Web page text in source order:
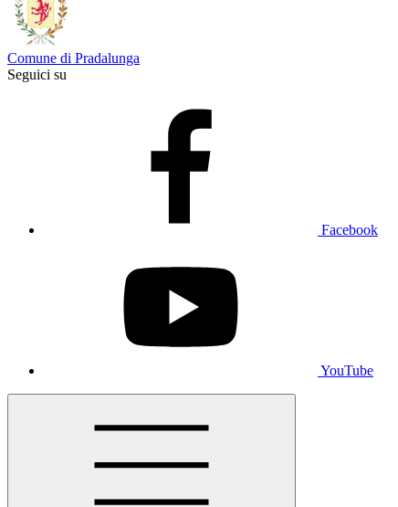
Comune di Pradalunga
Seguici su
Facebook
YouTube